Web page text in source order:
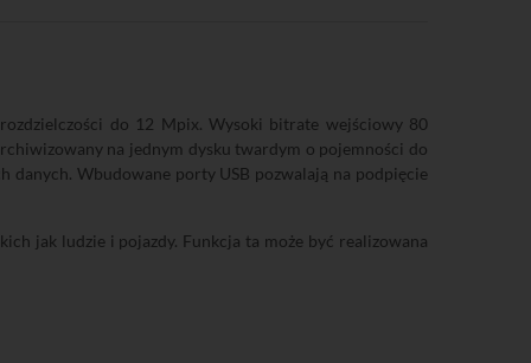
do 12 Mpix. Wysoki bitrate wejściowy 80
na jednym dysku twardym o pojemności do
danych. Wbudowane porty USB pozwalają na podpięcie
jak ludzie i pojazdy. Funkcja ta może być realizowana